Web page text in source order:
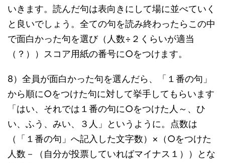
いきます。読んだ句は表向きにして場に並べていく
と良いでしょう。全ての句を読み終わったらこの中
で面白かった句を選び（人数÷２くらいが適当
（？））スコア用紙の番号に○をつけます。
8）全員が面白かった句を選んだら、「１番の句」
から順に○をつけた句に対して挙手してもらいます
「はい、それでは１番の句に○をつけた人～、ひ
い、ふう、みい、３人」というように。点数は
（「１番の句」へ記入した文字数）×（○をつけた
人数－（自分が投票していればマイナス１））とな